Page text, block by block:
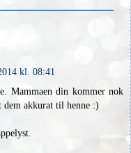
kl. 08:41
Mammaen din kommer nok
dem akkurat til henne :)